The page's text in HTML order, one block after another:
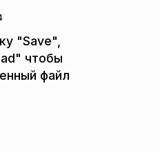
"Save",
чтобы
файл